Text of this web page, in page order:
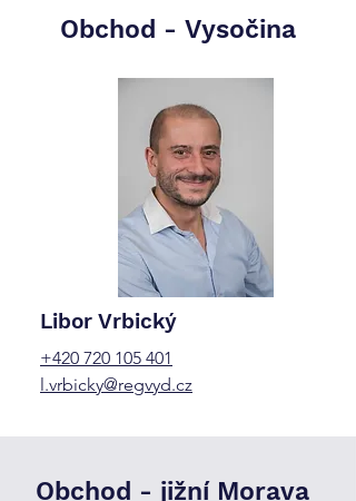
Obchod - Vysočina
Libor Vrbický
+420 720 105 401
l.vrbicky@regvyd.cz
Obchod - jižní Morava